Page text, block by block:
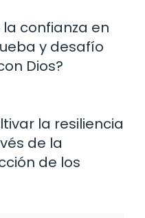
confianza en
y desafío
Dios?
la resiliencia
de la
de los